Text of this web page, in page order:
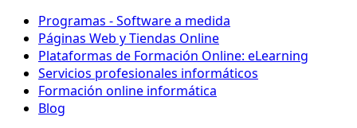
Programas - Software a medida
Páginas Web y Tiendas Online
Plataformas de Formación Online: eLearning
Servicios profesionales informáticos
Formación online informática
Blog